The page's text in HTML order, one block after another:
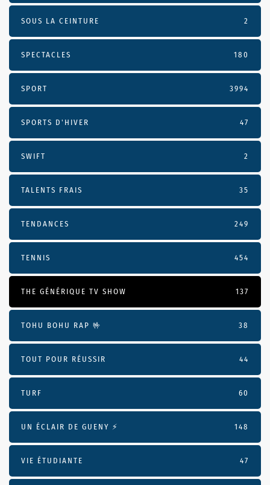
SOUS LA CEINTURE 2
SPECTACLES 180
SPORT 3994
SPORTS D'HIVER 47
SWIFT 2
TALENTS FRAIS 35
TENDANCES 249
TENNIS 454
THE GÉNÉRIQUE TV SHOW 137
TOHU BOHU RAP 🤟 38
TOUT POUR RÉUSSIR 44
TURF 60
UN ÉCLAIR DE GUENY ⚡️ 148
VIE ÉTUDIANTE 47